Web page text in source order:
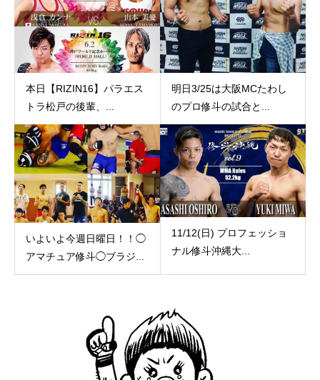
本日【RIZIN16】パラエス
トラ松戸の後輩、...
明日3/25は大阪MCたわし
のプロ修斗の試合と...
いよいよ今週日曜日！！◯
アマチュア修斗◯ブラジ...
11/12(日) プロフェッショ
ナル修斗沖縄大...